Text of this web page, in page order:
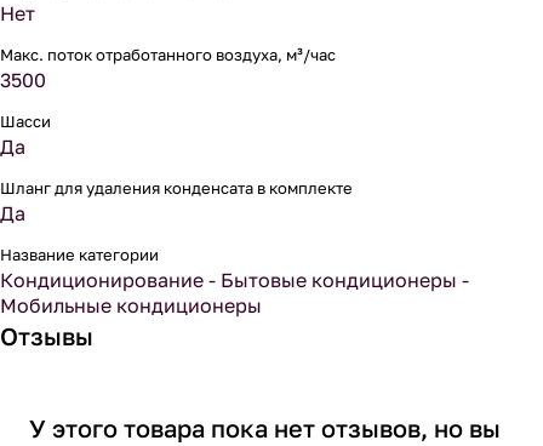
Нет
Макс. поток отработанного воздуха, м³/час
3500
Шасси
Да
Шланг для удаления конденсата в комплекте
Да
Название категории
Кондиционирование - Бытовые кондиционеры -
Мобильные кондиционеры
Отзывы
У этого товара пока нет отзывов, но вы